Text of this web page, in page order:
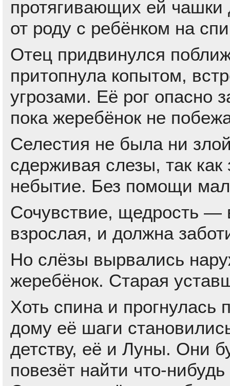
протягивающих ей
от роду с ребёнком на
Отец придвинулся
притопнула копытом,
угрозами. Её рог опасно
пока жеребёнок не
Селестия не была ни
сдерживая слезы, так как
небытие. Без помощи
Сочувствие, щедрость —
взрослая, и должна
Но слёзы вырвались
жеребёнок. Старая
Хоть спина и
дому её шаги
детству, её и Луны. Они
повезёт найти что-